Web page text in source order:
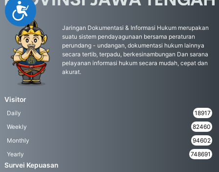
Accessibility
Jaringan Dokumentasi & Informasi Hukum merupakan
suatu sistem pendayagunaan bersama peraturan
perundang - undangan, dokumentasi hukum lainnya
secara tertib, terpadu, berkesinambungan Dan sarana
pelayanan informasi hukum secara mudah, cepat dan
akurat.
Visitor
Daily
18917
Weekly
82460
Monthly
94602
Yearly
748691
Survei Kepuasan